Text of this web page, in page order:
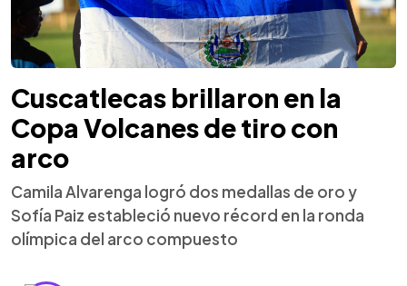
Cuscatlecas brillaron en la
Copa Volcanes de tiro con
arco
Camila Alvarenga logró dos medallas de oro y
Sofía Paiz estableció nuevo récord en la ronda
olímpica del arco compuesto